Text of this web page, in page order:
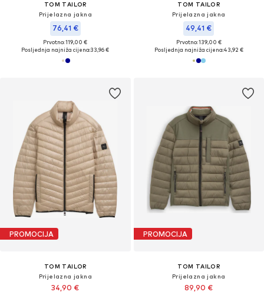
TOM TAILOR
Prijelazna jakna
76,41 €
Prvotno: 119,00 €
Posljednja najniža cijena:33,96 €
TOM TAILOR
Prijelazna jakna
49,41 €
Prvotno: 139,00 €
Posljednja najniža cijena:43,92 €
PROMOCIJA
TOM TAILOR
Prijelazna jakna
34,90 €
PROMOCIJA
TOM TAILOR
Prijelazna jakna
89,90 €